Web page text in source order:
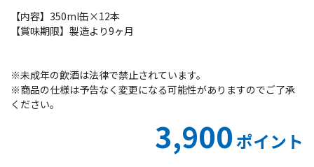
【内容】350ml缶×12本
【賞味期限】製造より9ヶ月
※未成年の飲酒は法律で禁止されています。
※商品の仕様は予告なく変更になる可能性がありますのでご了承
ください。
3,900ポイント